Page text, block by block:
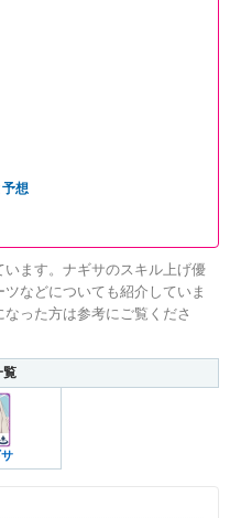
想
ます。ナギサのスキル上げ優
などについても紹介していま
った方は参考にご覧くださ
覧